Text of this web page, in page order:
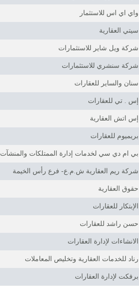
واي اي اس للاستثمار
سيتي العقارية
شركة ويل شاير للاستثمارات
شركة سنشري للاستثمارات
سنان والساير للعقارات
إس . تي للعقارات
إس اتش العقارية
بريميوم للعقارات
بي ام دي سي لخدمات إدارة الممتلكات والمنشآت
شركة ريم العقارية ش.م.ع- فرع رأس الخيمة
حقوق العقارية
الإبتكار للعقارات
حسن راشد للعقارات
الانشاءات لإدارة العقارات
رناد للخدمات العقارية وتخليص المعاملات
برفكت لإدارة العقارات